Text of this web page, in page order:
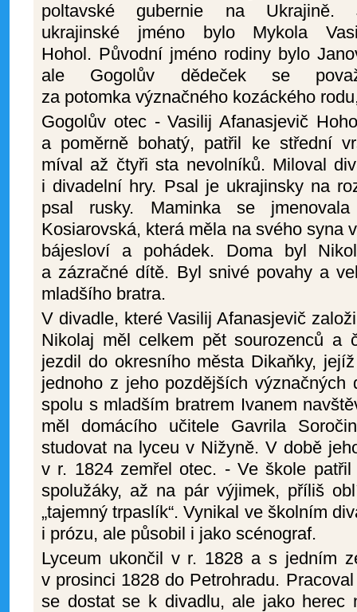
poltavské gubernie na Ukrajině.
ukrajinské jméno bylo Mykola
Hohol. Původní jméno rodiny bylo
ale Gogolův dědeček se
za potomka význačného kozáckého
Gogolův otec - Vasilij Afanasjevič
a poměrně bohatý, patřil ke střední
míval až čtyři sta nevolníků. Miloval
i divadelní hry. Psal je ukrajinsky na
psal rusky. Maminka se
Kosiarovská, která měla na svého syna
bájesloví a pohádek. Doma byl
a zázračné dítě. Byl snivé povahy a
mladšího bratra.
V divadle, které Vasilij Afanasjevič
Nikolaj měl celkem pět sourozenců a
jezdil do okresního města Dikaňky,
jednoho z jeho pozdějších
spolu s mladším bratrem Ivanem
měl domácího učitele Gavrila
studovat na lyceu v Nižyně. V době
v r. 1824 zemřel otec. - Ve škole
spolužáky, až na pár výjimek, příliš
„tajemný trpaslík“. Vynikal ve školním
i prózu, ale působil i jako scénograf.
Lyceum ukončil v r. 1828 a s jedním
v prosinci 1828 do Petrohradu.
se dostat se k divadlu, ale jako herec